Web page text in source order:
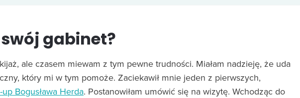
gabinet?
ale czasem miewam z tym pewne trudności. Miałam nadzieję, że uda
który mi w tym pomoże. Zaciekawił mnie jeden z pierwszych,
Bogusława Herda. Postanowiłam umówić się na wizytę. Wchodząc do